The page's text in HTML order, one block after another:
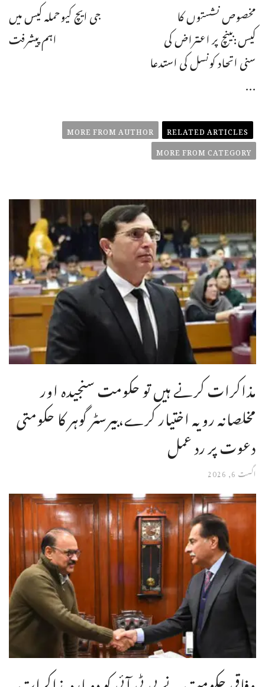
جی ایچ کیوحملہ کیس میں
اہم پیشرفت
مخصوص نشستوں کا
کیس:بینچ پر اعتراض کی
سنی اتحاد کونسل کی استدعا
...
RELATED ARTICLES
MORE FROM AUTHOR
MORE FROM CATEGORY
مذاکرات کرنے ہیں تو حکومت سنجیدہ اور
مخلصانہ رویہ اختیار کرے،بیرسٹر گوہر کا حکومتی
دعوت پر رد عمل
اگست 6, 2026